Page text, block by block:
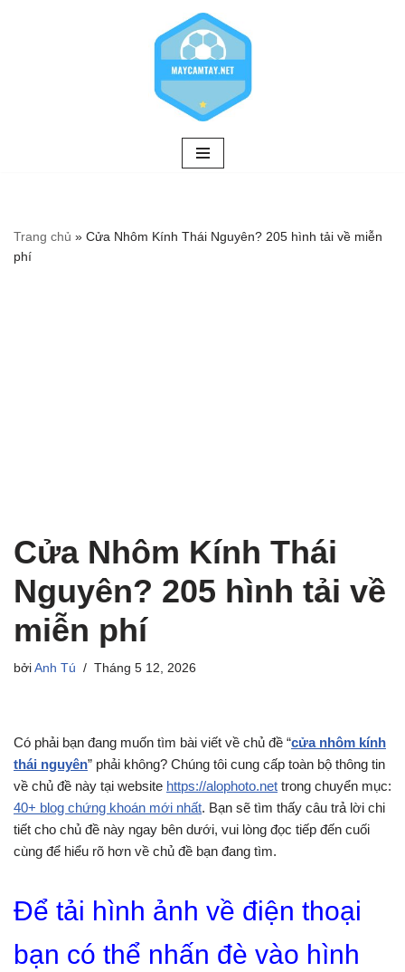
Trang chủ » Cửa Nhôm Kính Thái Nguyên? 205 hình tải về miễn
phí
Cửa Nhôm Kính Thái
Nguyên? 205 hình tải về
miễn phí
bởi Anh Tú Tháng 5 12, 2026
Có phải bạn đang muốn tìm bài viết về chủ đề “cửa nhôm kính
thái nguyên” phải không? Chúng tôi cung cấp toàn bộ thông tin
về chủ đề này tại website https://alophoto.net trong chuyển mục:
40+ blog chứng khoán mới nhất. Bạn sẽ tìm thấy câu trả lời chi
tiết cho chủ đề này ngay bên dưới, vui lòng đọc tiếp đến cuối
cùng để hiểu rõ hơn về chủ đề bạn đang tìm.
Để tải hình ảnh về điện thoại
bạn có thể nhấn đè vào hình